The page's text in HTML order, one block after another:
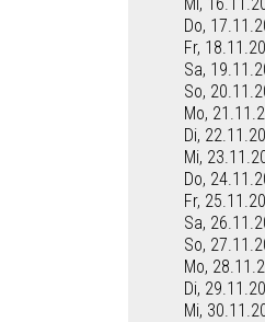
Do,
Fr,
Sa,
So,
Mo,
Di,
Mi,
Do,
Fr,
Sa,
So,
Mo,
Di,
Mi,